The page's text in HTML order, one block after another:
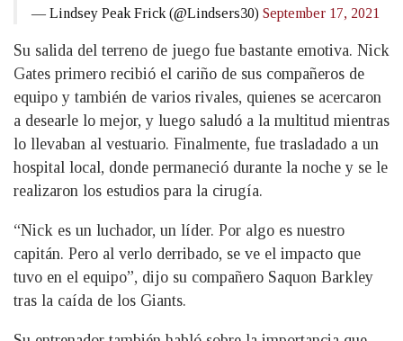
— Lindsey Peak Frick (@Lindsers30) September 17, 2021
Su salida del terreno de juego fue bastante emotiva. Nick
Gates primero recibió el cariño de sus compañeros de
equipo y también de varios rivales, quienes se acercaron
a desearle lo mejor, y luego saludó a la multitud mientras
lo llevaban al vestuario. Finalmente, fue trasladado a un
hospital local, donde permaneció durante la noche y se le
realizaron los estudios para la cirugía.
“Nick es un luchador, un líder. Por algo es nuestro
capitán. Pero al verlo derribado, se ve el impacto que
tuvo en el equipo”, dijo su compañero Saquon Barkley
tras la caída de los Giants.